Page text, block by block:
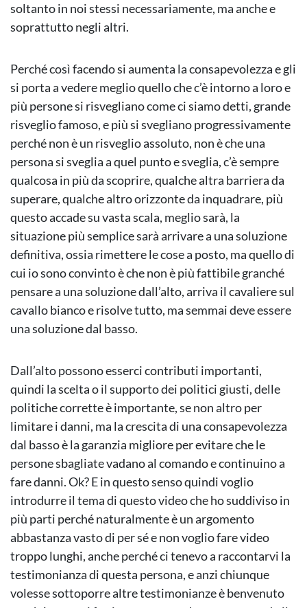
soltanto in noi stessi necessariamente, ma anche e
soprattutto negli altri.
Perché così facendo si aumenta la consapevolezza e gli
si porta a vedere meglio quello che c’è intorno a loro e
più persone si risvegliano come ci siamo detti, grande
risveglio famoso, e più si svegliano progressivamente
perché non è un risveglio assoluto, non è che una
persona si sveglia a quel punto e sveglia, c’è sempre
qualcosa in più da scoprire, qualche altra barriera da
superare, qualche altro orizzonte da inquadrare, più
questo accade su vasta scala, meglio sarà, la
situazione più semplice sarà arrivare a una soluzione
definitiva, ossia rimettere le cose a posto, ma quello di
cui io sono convinto è che non è più fattibile granché
pensare a una soluzione dall’alto, arriva il cavaliere sul
cavallo bianco e risolve tutto, ma semmai deve essere
una soluzione dal basso.
Dall’alto possono esserci contributi importanti,
quindi la scelta o il supporto dei politici giusti, delle
politiche corrette è importante, se non altro per
limitare i danni, ma la crescita di una consapevolezza
dal basso è la garanzia migliore per evitare che le
persone sbagliate vadano al comando e continuino a
fare danni. Ok? E in questo senso quindi voglio
introdurre il tema di questo video che ho suddiviso in
più parti perché naturalmente è un argomento
abbastanza vasto di per sé e non voglio fare video
troppo lunghi, anche perché ci tenevo a raccontarvi la
testimonianza di questa persona, e anzi chiunque
volesse sottoporre altre testimonianze è benvenuto